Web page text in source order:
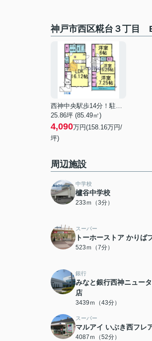
神戸市西区糀台３丁目
西神中央駅歩14分！駐車2台
25.86坪 (85.49㎡)
4,090万円(158.16万円/
坪)
周辺施設
中学校
櫨谷中学校
233ｍ（3分）
スーパー
トーホーストア かりば
523ｍ（7分）
銀行
みなと銀行西神ニュー
店
3439ｍ（43分）
スーパー
マルアイ いぶき西フレ
4087ｍ（52分）